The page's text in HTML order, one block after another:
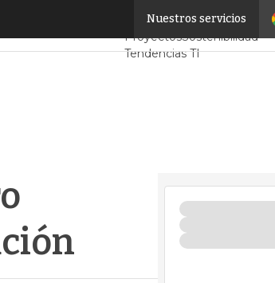
Nuestros servicios
Servidores CPD y Mercado
ProyectosSostenibilidad
Tendencias TI